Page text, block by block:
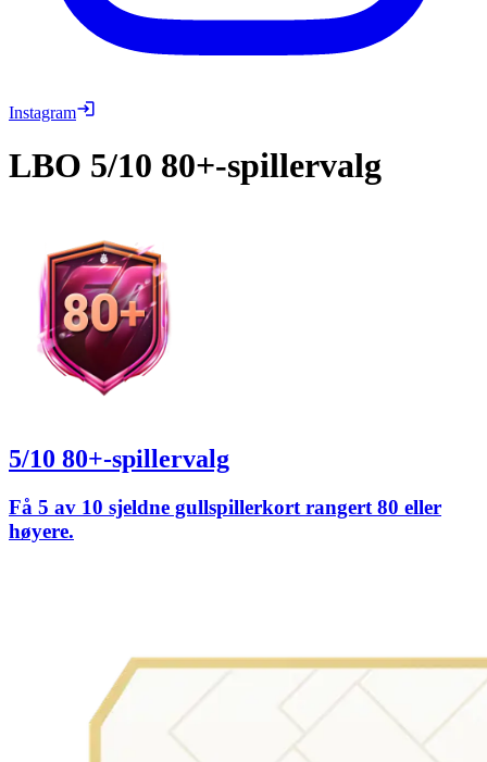
Instagram
LBO 5/10 80+-spillervalg
5/10 80+-spillervalg
Få 5 av 10 sjeldne gullspillerkort rangert 80 eller
høyere.